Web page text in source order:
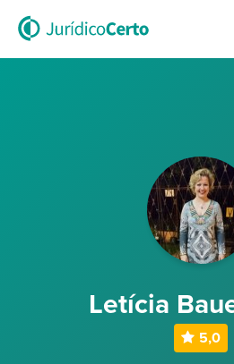
Letícia
5,0